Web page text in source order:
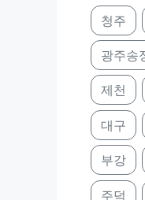
청주
광주송
제천
대구
부강
주덕